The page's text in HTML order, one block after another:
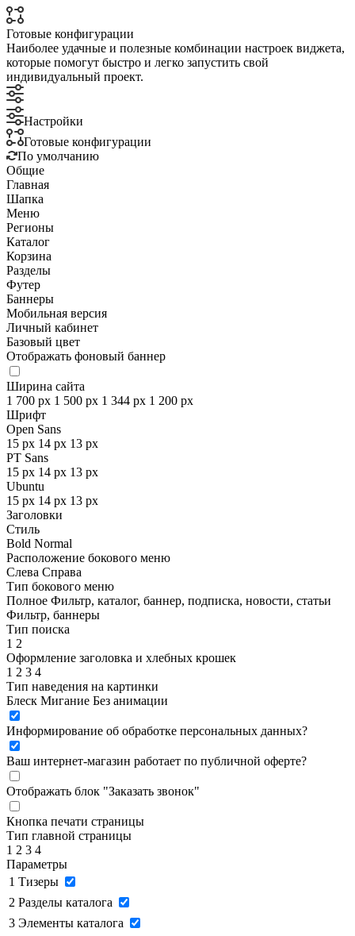
Готовые конфигурации
Наиболее удачные и полезные комбинации настроек виджета,
которые помогут быстро и легко запустить свой
индивидуальный проект.
Настройки
Готовые конфигурации
По умолчанию
Общие
Главная
Шапка
Меню
Регионы
Каталог
Корзина
Разделы
Футер
Баннеры
Мобильная версия
Личный кабинет
Базовый цвет
Отображать фоновый баннер
Ширина сайта
1 700 px 1 500 px 1 344 px 1 200 px
Шрифт
Open Sans
15 px 14 px 13 px
PT Sans
15 px 14 px 13 px
Ubuntu
15 px 14 px 13 px
Заголовки
Стиль
Bold Normal
Расположение бокового меню
Слева Справа
Тип бокового меню
Полное Фильтр, каталог, баннер, подписка, новости, статьи
Фильтр, баннеры
Тип поиска
1 2
Оформление заголовка и хлебных крошек
1 2 3 4
Тип наведения на картинки
Блеск Мигание Без анимации
Информирование об обработке персональных данных?
Ваш интернет-магазин работает по публичной оферте?
Отображать блок "Заказать звонок"
Кнопка печати страницы
Тип главной страницы
1 2 3 4
Параметры
1 Тизеры
2 Разделы каталога
3 Элементы каталога